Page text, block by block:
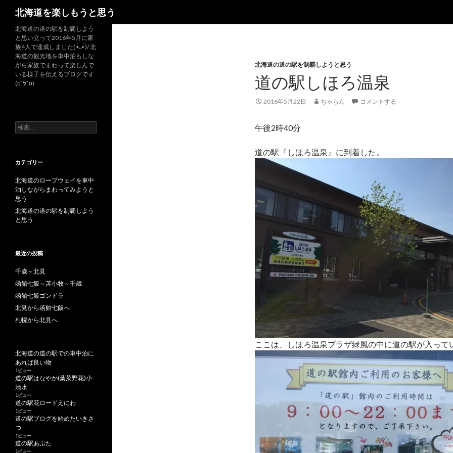
北海道を楽しもうと思う
北海道の道の駅を制覇しようと思う
道の駅しほろ温泉
2016年5月22日 ぢゃらん コメントする
午後2時40分
道の駅『しほろ温泉』に到着した。
ここは、しほろ温泉プラザ緑風の中に道の駅が入って
北海道の道の駅を制覇しよう
と思い立って2016年5月に家
族4人で達成しました( •̀ᴗ•́ )/ 北
海道の観光地を車中泊もしな
がら家族でまわって楽しんで
いる様子を伝えるブログです
(о´∀`о)
検
索
カテゴリー
北海道のロープウェイを車中
泊しながらまわってみようと
思う
北海道の道の駅を制覇しよう
と思う
最近の投稿
千歳～北見
函館七飯～苫小牧～千歳
函館七飯ゴンドラ
北見から函館七飯へ
札幌から北見へ
北海道の道の駅での車中泊に
あれば良い物
1ビュー
道の駅はなやか(葉菜野花)小
清水
1ビュー
道の駅花ロードえにわ
1ビュー
道の駅ブログを始めたいきさ
つ
1ビュー
道の駅あぷた
1ビュー